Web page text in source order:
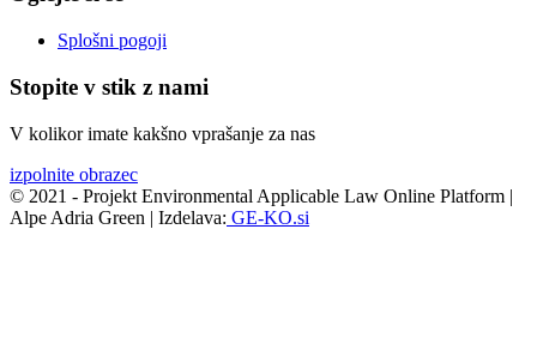
Splošni pogoji
Stopite v stik z nami
V kolikor imate kakšno vprašanje za nas
izpolnite obrazec
© 2021 - Projekt Environmental Applicable Law Online Platform |
Alpe Adria Green | Izdelava: GE-KO.si